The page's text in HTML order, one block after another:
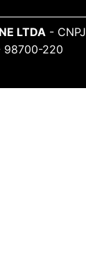
LTDA - CNPJ
98700-220